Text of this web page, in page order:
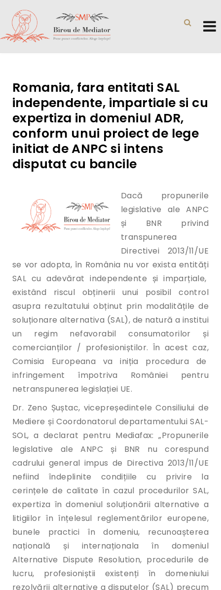
Romania, fara entitati SAL
independente, impartiale si cu
expertiza in domeniul ADR,
conform unui proiect de lege
initiat de ANPC si intens
disputat cu bancile
Dacă propunerile
legislative ale ANPC
și BNR privind
transpunerea
Directivei 2013/11/UE
se vor adopta, în România nu vor exista entități
SAL cu adevărat independente și imparțiale,
existând riscul obținerii unui posibil control
asupra rezultatului obținut prin modalitățile de
soluționare alternativa (SAL), de natură a institui
un regim nefavorabil consumatorilor și
comercianților / profesioniștilor. În acest caz,
Comisia Europeana va iniția procedura de
infringement împotriva României pentru
netranspunerea legislației UE.
Dr. Zeno Șuștac, vicepreședintele Consiliului de
Mediere și Coordonatorul departamentului SAL-
SOL, a declarat pentru Mediafax: „Propunerile
legislative ale ANPC și BNR nu corespund
cadrului general impus de Directiva 2013/11/UE
nefiind îndeplinite condițiile cu privire la
cerințele de calitate în cazul procedurilor SAL,
expertiza în domeniul soluționării alternative a
litigiilor în înțelesul reglementărilor europene,
bunele practici în domeniu, recunoașterea
națională și internaționala în domeniul
Alternative Dispute Resolution, procedurile de
lucru, profesioniștii existenți în domeniului
rezolvării alternative a disputelor (SAL) precum